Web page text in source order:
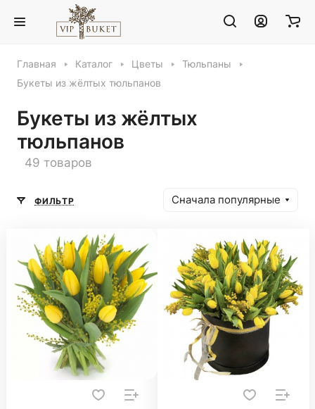
Главная Каталог Цветы
Тюльпаны
Букеты из жёлтых тюльпанов
Букеты из жёлтых
тюльпанов
49 товаров
ФИЛЬТР Сначала популярные